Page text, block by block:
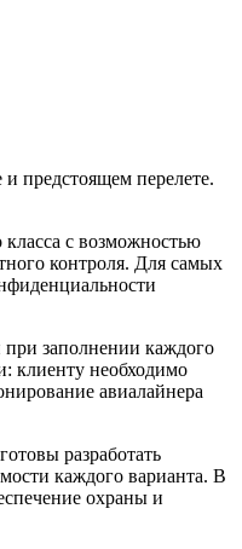
предстоящем перелете.
с возможностью
контроля. Для самых
при заполнении каждого
клиенту необходимо
авиалайнера
разработать
каждого варианта. В
охраны и